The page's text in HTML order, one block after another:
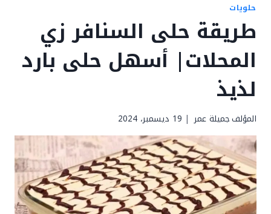
حلويات
طريقة حلى السنافر زي
المحلات| أسهل حلى بارد
لذيذ
المؤلفجميلة عمر 19 ديسمبر، 2024